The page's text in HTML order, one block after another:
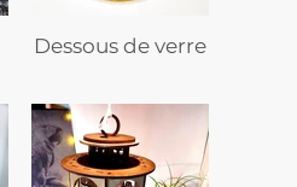
Dessous de verre